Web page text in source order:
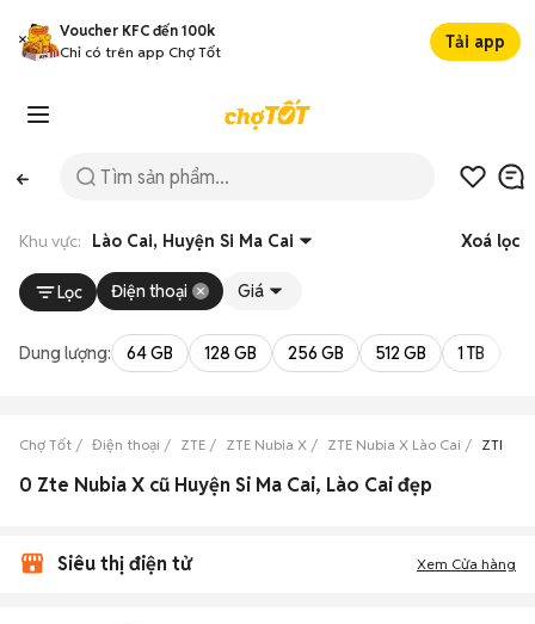
Voucher KFC đến 100k
Chỉ có trên app Chợ Tốt
Tải app
Khu vực: Lào Cai, Huyện Si Ma Cai Xoá lọc
Lọc Điện thoại Giá
Dung lượng: 64 GB 128 GB 256 GB 512 GB 1 TB
Chợ Tốt Điện thoại ZTE ZTE Nubia X ZTE Nubia X Lào Cai ZTE
0 Zte Nubia X cũ Huyện Si Ma Cai, Lào Cai đẹp
Siêu thị điện tử Xem Cửa hàng